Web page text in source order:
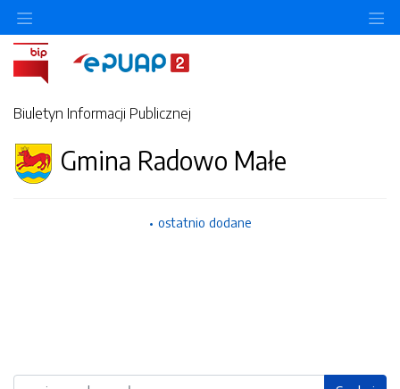
Biuletyn Informacji Publicznej
Gmina Radowo Małe
ostatnio dodane
Wyszukiwarka